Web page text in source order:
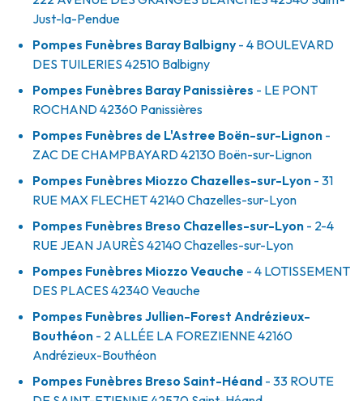
Just-la-Pendue
Pompes Funèbres Baray Balbigny - 4 BOULEVARD
DES TUILERIES 42510 Balbigny
Pompes Funèbres Baray Panissières - LE PONT
ROCHAND42360 Panissières
Pompes Funèbres de L'Astree Boën-sur-Lignon -
ZAC DE CHAMPBAYARD42130 Boën-sur-Lignon
Pompes Funèbres Miozzo Chazelles-sur-Lyon - 31
RUE MAX FLECHET42140Chazelles-sur-Lyon
Pompes Funèbres Breso Chazelles-sur-Lyon - 2-4
RUE JEAN JAURÈS 42140Chazelles-sur-Lyon
Pompes Funèbres Miozzo Veauche - 4 LOTISSEMENT
DES PLACES 42340Veauche
Pompes Funèbres Jullien-Forest Andrézieux-
Bouthéon - 2 ALLÉE LA FOREZIENNE42160
Andrézieux-Bouthéon
Pompes Funèbres Breso Saint-Héand - 33 ROUTE